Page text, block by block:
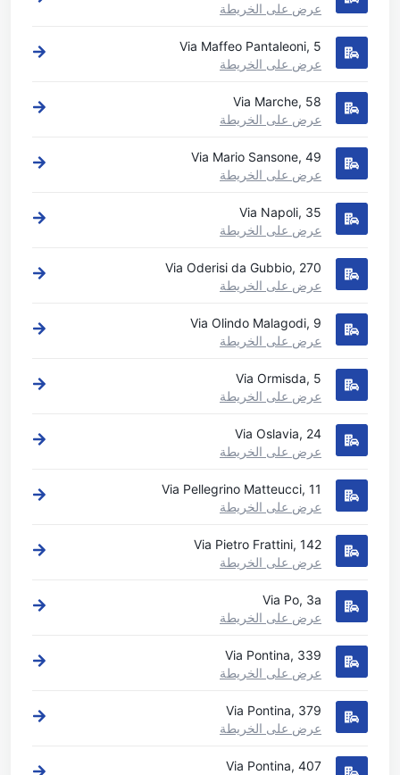
عرض على الخريطة
Via Maffeo Pantaleoni, 5
عرض على الخريطة
Via Marche, 58
عرض على الخريطة
Via Mario Sansone, 49
عرض على الخريطة
Via Napoli, 35
عرض على الخريطة
Via Oderisi da Gubbio, 270
عرض على الخريطة
Via Olindo Malagodi, 9
عرض على الخريطة
Via Ormisda, 5
عرض على الخريطة
Via Oslavia, 24
عرض على الخريطة
Via Pellegrino Matteucci, 11
عرض على الخريطة
Via Pietro Frattini, 142
عرض على الخريطة
Via Po, 3a
عرض على الخريطة
Via Pontina, 339
عرض على الخريطة
Via Pontina, 379
عرض على الخريطة
Via Pontina, 407